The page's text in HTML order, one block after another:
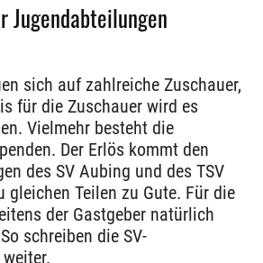
Jugendabteilungen
sich auf zahlreiche Zuschauer,
für die Zuschauer wird es
Vielmehr besteht die
Der Erlös kommt den
des SV Aubing und des TSV
gleichen Teilen zu Gute. Für die
der Gastgeber natürlich
schreiben die SV-